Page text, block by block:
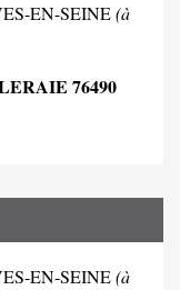
EN-SEINE(à
76490
EN-SEINE(à